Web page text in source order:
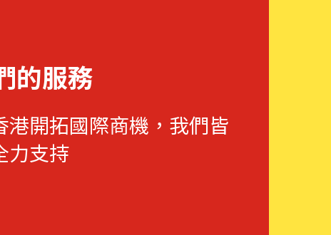
的服務
開拓國際商機，我們皆
力支持